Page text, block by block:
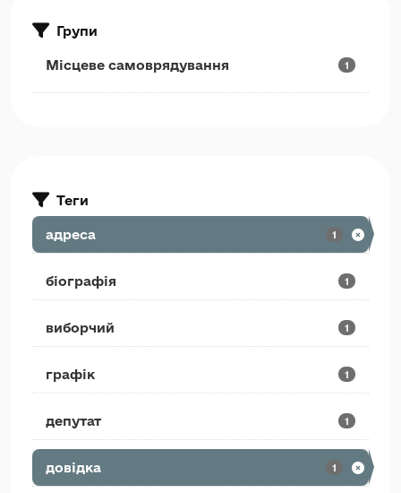
Групи
Місцеве самоврядування 1
Теги
адреса 1
біографія 1
виборчий 1
графік 1
депутат 1
довідка 1